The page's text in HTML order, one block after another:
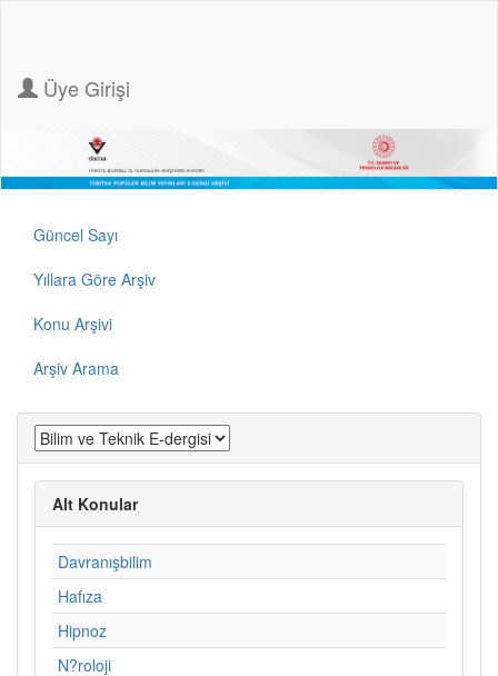
Üye Girişi
Güncel Sayı
Yıllara Göre Arşiv
Konu Arşivi
Arşiv Arama
Alt Konular
Davranışbilim
Hafıza
Hipnoz
N?roloji